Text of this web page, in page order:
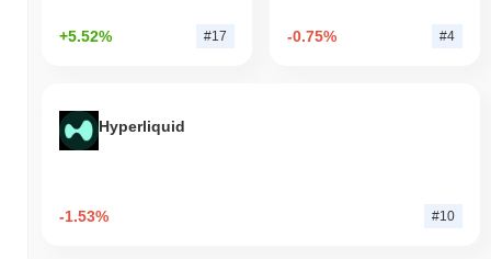
+5.52% #17 -0.75% #4
Hyperliquid
-1.53% #10